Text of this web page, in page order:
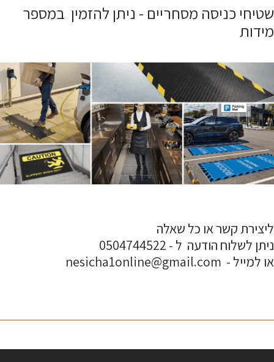
שטיחי כניסה מסחריים - ניתן להזמין במספר
מידות
ליצירת קשר או כל שאלה
ניתן לשלוח הודעה ל - 0504744522
או למייל - nesicha1online@gmail.com